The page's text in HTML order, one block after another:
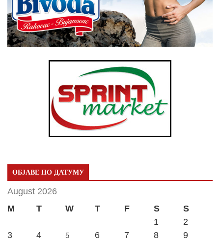
ОБЈАВЕ ПО ДАТУМУ
August 2026
M
T W T F S
S
1
2
3
4 5 6 7 8
9